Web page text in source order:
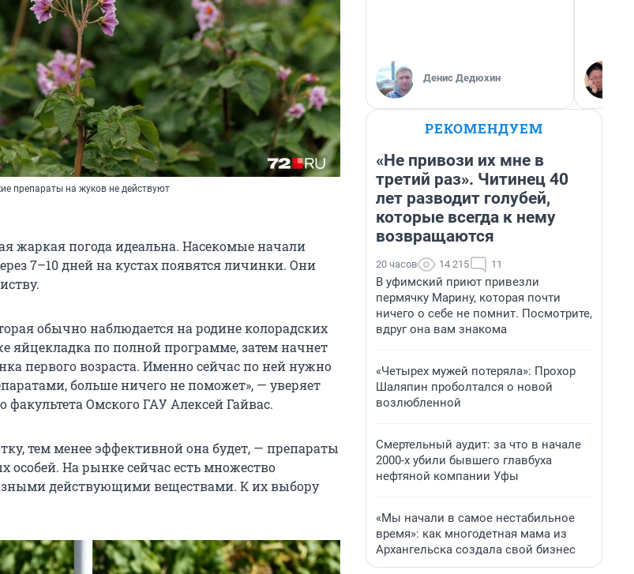
препараты на жуков не действуют
жаркая погода идеальна. Насекомые начали
7–10 дней на кустах появятся личинки. Они
обычно наблюдается на родине колорадских
яйцекладка по полной программе, затем начнет
первого возраста. Именно сейчас по ней нужно
больше ничего не поможет», — уверяет
факультета Омского ГАУ Алексей Гайвас.
тем менее эффективной она будет, — препараты
особей. На рынке сейчас есть множество
действующими веществами. К их выбору
Денис Дедюхин
РЕКОМЕНДУЕМ
«Не привози их мне в
третий раз». Читинец 40
лет разводит голубей,
которые всегда к нему
возвращаются
20 часов 14 215 11
В уфимский приют привезли
пермячку Марину, которая почти
ничего о себе не помнит. Посмотрите,
вдруг она вам знакома
«Четырех мужей потеряла»: Прохор
Шаляпин проболтался о новой
возлюбленной
Смертельный аудит: за что в начале
2000-х убили бывшего главбуха
нефтяной компании Уфы
«Мы начали в самое нестабильное
время»: как многодетная мама из
Архангельска создала свой бизнес